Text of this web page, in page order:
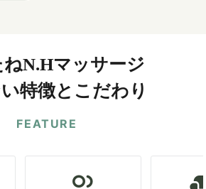
ねN.Hマッサージ
特徴とこだわり
FEATURE